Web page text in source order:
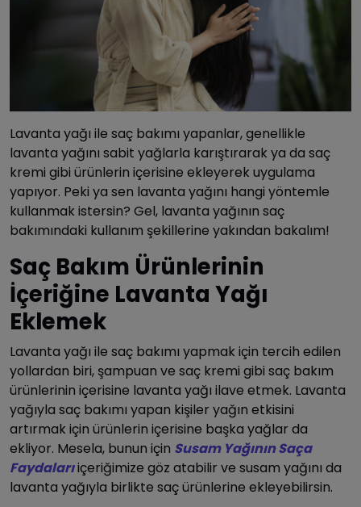
Lavanta yağı ile saç bakımı yapanlar, genellikle
lavanta yağını sabit yağlarla karıştırarak ya da saç
kremi gibi ürünlerin içerisine ekleyerek uygulama
yapıyor. Peki ya sen lavanta yağını hangi yöntemle
kullanmak istersin? Gel, lavanta yağının saç
bakımındaki kullanım şekillerine yakından bakalım!
Saç Bakım Ürünlerinin
İçeriğine Lavanta Yağı
Eklemek
Lavanta yağı ile saç bakımı yapmak için tercih edilen
yollardan biri, şampuan ve saç kremi gibi saç bakım
ürünlerinin içerisine lavanta yağı ilave etmek. Lavanta
yağıyla saç bakımı yapan kişiler yağın etkisini
artırmak için ürünlerin içerisine başka yağlar da
ekliyor. Mesela, bunun için Susam Yağının Saça
Faydalarıiçeriğimize göz atabilir ve susam yağını da
lavanta yağıyla birlikte saç ürünlerine ekleyebilirsin.